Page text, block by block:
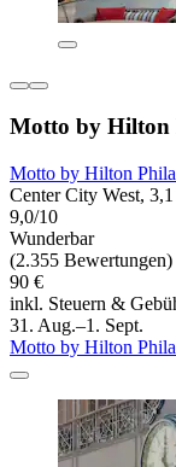
Motto by Hilton
Motto by Hilton
Center City West,
9,0/10
Wunderbar
(2.355 Bewertungen)
90 €
inkl. Steuern &
31. Aug.–1. Sept.
Motto by Hilton